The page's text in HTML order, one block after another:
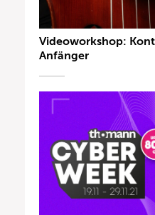
Videoworkshop:
Anfänger